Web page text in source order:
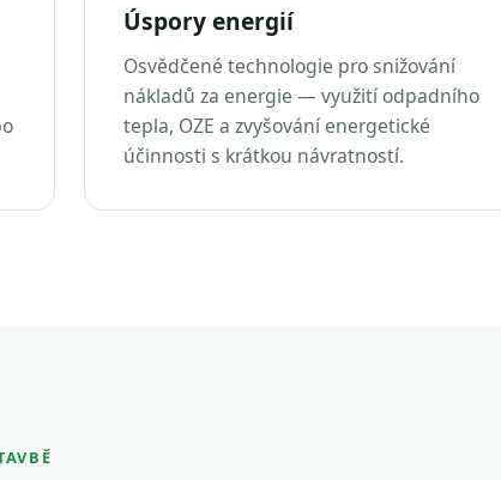
Úspory energií
Osvědčené technologie pro snižování
nákladů za energie — využití odpadního
tepla, OZE a zvyšování energetické
účinnosti s krátkou návratností.